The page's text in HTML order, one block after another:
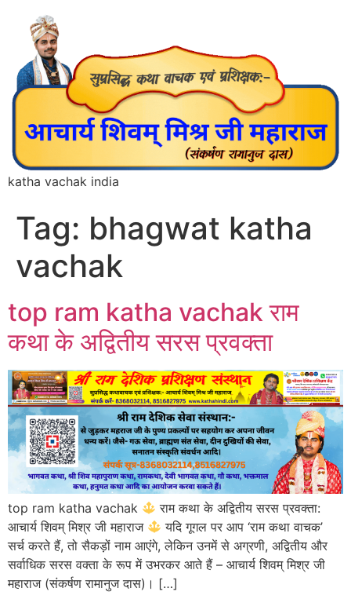
katha vachak india
Tag: bhagwat katha
vachak
top ram katha vachak राम
कथा के अद्वितीय सरस प्रवक्ता
top ram katha vachak
राम कथा के अद्वितीय सरस प्रवक्ता:
आचार्य शिवम् मिश्र जी महाराज
यदि गूगल पर आप ‘राम कथा वाचक’
सर्च करते हैं, तो सैकड़ों नाम आएंगे, लेकिन उनमें से अग्रणी, अद्वितीय और
सर्वाधिक सरस वक्ता के रूप में उभरकर आते हैं – आचार्य शिवम् मिश्र जी
महाराज (संकर्षण रामानुज दास)। […]